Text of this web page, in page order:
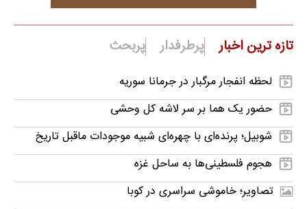
تازه ترین اخبار پرطرفدار پربحث
لحظه انفجار مرگبار در جرمانا سوریه
حضور یک هما بر سر لاشه‌ کل وحشی
شوبیل؛ پرنده‌ای با چهره‌ای شبیه موجودات ماقبل تاریخ
هجوم فلسطینی‌ها به ساحل غزه
تصاویر؛ خاموشی سراسری در کوبا